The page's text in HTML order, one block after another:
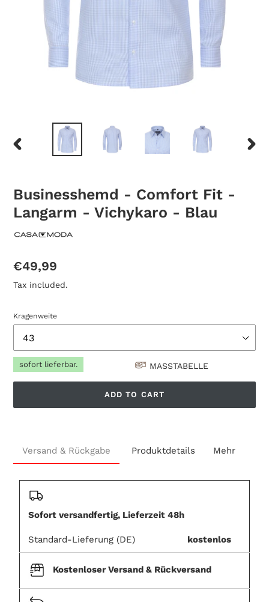
PREVIOUS
Businesshemd - Comfort Fit -
Langarm - Vichykaro - Blau
Regular
price
€49,99
Tax included.
Kragenweite
sofort lieferbar. MASSTABELLE
ADD TO CART
product
Versand & Rückgabe Produktdetails Mehr
Sofort versandfertig, Lieferzeit 48h
Standard-Lieferung (DE) kostenlos
Kostenloser Versand & Rückversand